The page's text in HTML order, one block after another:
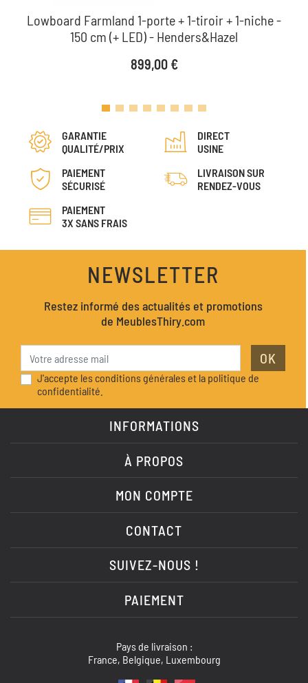
Lowboard Farmland 1-porte + 1-tiroir + 1-niche -
150 cm (+ LED) - Henders&Hazel
Prix
899,00 €
GARANTIE
QUALITÉ/PRIX
DIRECT
USINE
PAIEMENT
SÉCURISÉ
LIVRAISON SUR
RENDEZ-VOUS
PAIEMENT
3X SANS FRAIS
NEWSLETTER
Restez informé des actualités et promotions
de MeublesThiry.com
OK
J'accepte les conditions générales et la politique de
confidentialité.
INFORMATIONS
À PROPOS
MON COMPTE
CONTACT
SUIVEZ-NOUS !
PAIEMENT
Pays de livraison :
France, Belgique, Luxembourg